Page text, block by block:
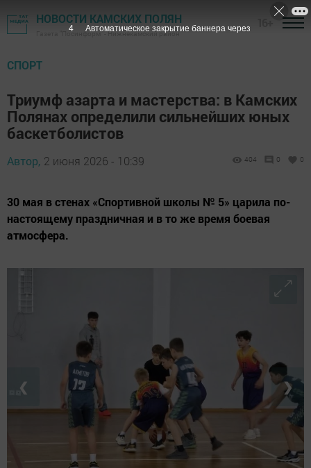
НОВОСТИ КАМСКИХ ПОЛЯН
Газета "Посинформ" - Нижнекамский район
СПОРТ
Триумф азарта и мастерства: в Камских
Полянах определили сильнейших юных
баскетболистов
Автор, 2 июня 2026 - 10:39 404 0 0
30 мая в стенах «Спортивной школы № 5» царила по-
настоящему праздничная и в то же время боевая
атмосфера.
❮ ❯
3 Автоматическое закрытие баннера через